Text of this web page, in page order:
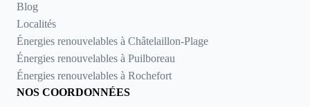
Blog
Localités
Énergies renouvelables à Châtelaillon-Plage
Énergies renouvelables à Puilboreau
Énergies renouvelables à Rochefort
NOS COORDONNÉES